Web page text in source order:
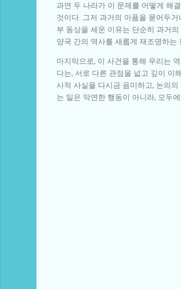
과연 두 나라가 이 문제를 어떻게 해
것이다. 그저 과거의 아픔을 묻어두
부 동상을 세운 이유는 단순히 과거
양국 간의 역사를 새롭게 재조명하는
마지막으로, 이 사건을 통해 우리는
다는, 서로 다른 관점을 넓고 깊이 이
사적 사실을 다시금 음미하고, 논의
는 일은 막연한 행동이 아니라, 모두